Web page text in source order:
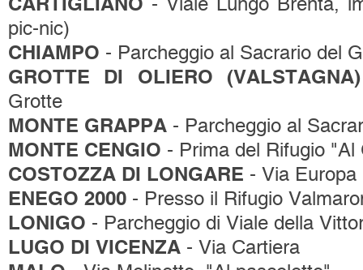
pic-nic)
CHIAMPO - Parcheggio al Sacrario del
GROTTE DI OLIERO (VALSTAGNA)
Grotte
MONTE GRAPPA - Parcheggio al
MONTE CENGIO - Prima del Rifugio "Al
COSTOZZA DI LONGARE - Via
ENEGO 2000 - Presso il Rifugio
LONIGO - Parcheggio di Viale della
LUGO DI VICENZA - Via Cartiera